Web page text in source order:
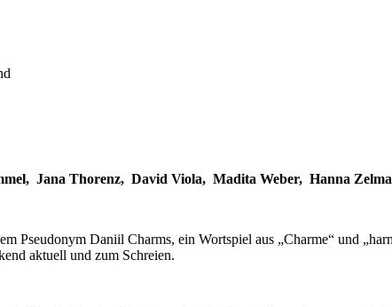
Jana Thorenz, David Viola, Madita Weber, Hanna
Pseudonym Daniil Charms, ein Wortspiel aus „Charme“ und
aktuell und zum Schreien.